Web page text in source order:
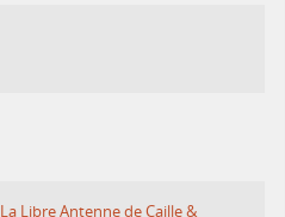
La Libre Antenne de Caille &